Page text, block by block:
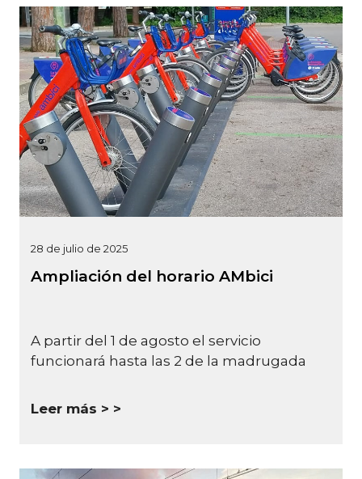
28 de julio de 2025
Ampliación del horario AMbici
A partir del 1 de agosto el servicio
funcionará hasta las 2 de la madrugada
Leer más >